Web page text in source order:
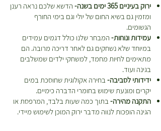
ירוק בעיניים 365 ימים בשנה-
הדשא שלכם נראה רענן
ומזמין גם בשיא החום של יולי וגם בימי החורף
הגשומים.
עמידות ונוחות- המבחר שלנו כולל דגמים עמידים
במיוחד שלא נשחקים גם לאחר דריכה מרובה. הם
מתאימים לחיות מחמד, למשחקי ילדים שמשלבים
בגינה ועוד.
ידידותי לסביבה-בחירה אקולוגית שחוסכת במים
יקרים ומונעת שימוש בחומרי הדברה כימיים.
התקנה מהירה-בתוך כמה שעות בלבד, המרפסת או
הגינה הופכות לנווה מדבר ירוק המוכן לשימוש מיידי.